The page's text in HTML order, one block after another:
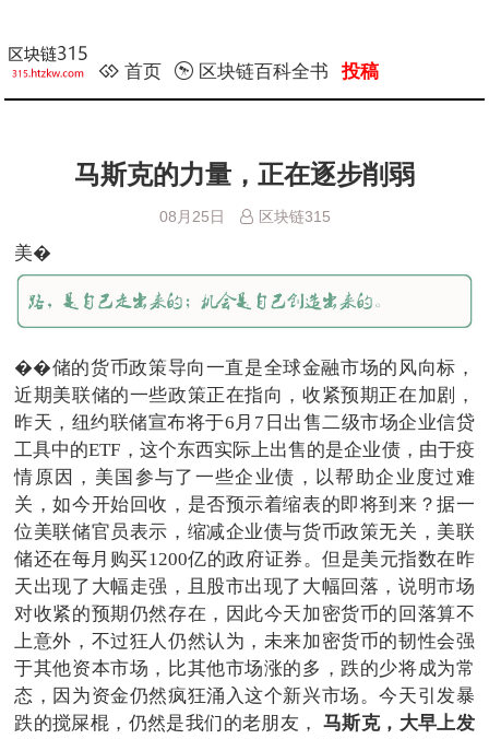
首页 区块链百科全书 投稿
马斯克的力量，正在逐步削弱
08月25日 区块链315
美�
��储的货币政策导向一直是全球金融市场的风向标，
近期美联储的一些政策正在指向，收紧预期正在加剧，
昨天，纽约联储宣布将于6月7日出售二级市场企业信贷
工具中的ETF，这个东西实际上出售的是企业债，由于疫
情原因，美国参与了一些企业债，以帮助企业度过难
关，如今开始回收，是否预示着缩表的即将到来？据一
位美联储官员表示，缩减企业债与货币政策无关，美联
储还在每月购买1200亿的政府证券。但是美元指数在昨
天出现了大幅走强，且股市出现了大幅回落，说明市场
对收紧的预期仍然存在，因此今天加密货币的回落算不
上意外，不过狂人仍然认为，未来加密货币的韧性会强
于其他资本市场，比其他市场涨的多，跌的少将成为常
态，因为资金仍然疯狂涌入这个新兴市场。今天引发暴
跌的搅屎棍，仍然是我们的老朋友，马斯克，大早上发